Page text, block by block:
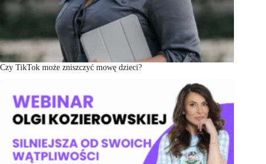
Czy TikTok może zniszczyć mowę dzieci?